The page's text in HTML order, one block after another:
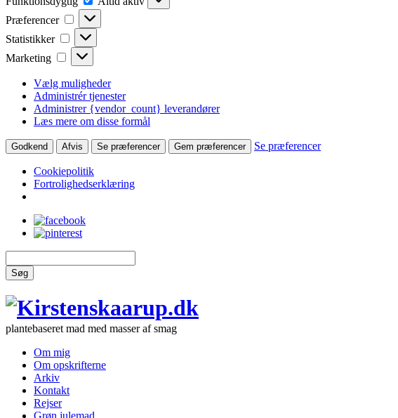
Præferencer
Præferencer
Statistikker Statistikker
Marketing Marketing
Vælg muligheder
Administrér tjenester
Administrer {vendor_count} leverandører
Læs mere om disse formål
Godkend Afvis Se præferencer Gem præferencer Se præferencer
Cookiepolitik
Fortrolighedserklæring
Søg
plantebaseret mad med masser af smag
Om mig
Om opskrifterne
Arkiv
Kontakt
Rejser
Grøn julemad